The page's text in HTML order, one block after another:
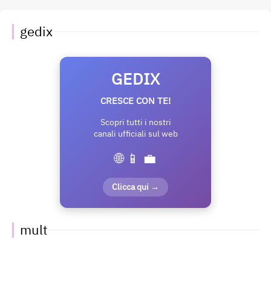
gedix
GEDIX
CRESCE CON TE!
Scopri tutti i nostri
canali ufficiali sul web
🌐 📱 💼
Clicca qui →
mult